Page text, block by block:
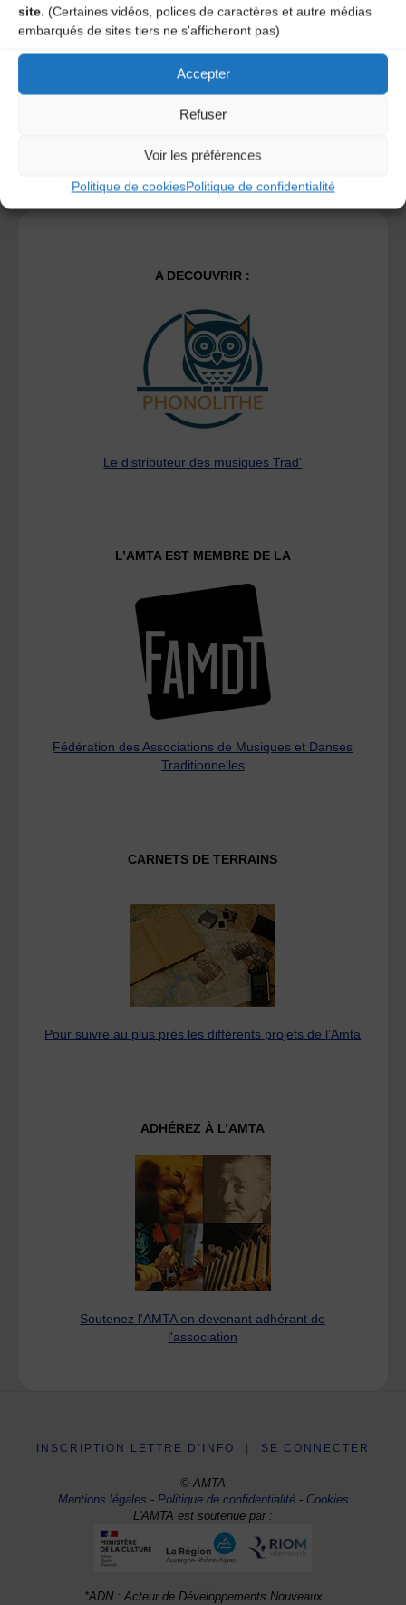
site. (Certaines vidéos, polices de caractères et autre médias
embarqués de sites tiers ne s'afficheront pas)
Accepter
Refuser
Voir les préférences
Politique de cookiesPolitique de confidentialité
Ce site utilise Akismet pour réduire les indésirables.En
savoir plus sur la façon dont les données de vos
A DECOUVRIR :
Le distributeur des musiques Trad'
L’AMTA EST MEMBRE DE LA
Fédération des Associations de Musiques et Danses
Traditionnelles
CARNETS DE TERRAINS
Pour suivre au plus près les différents projets de l’Amta
ADHÉREZ À L’AMTA
Soutenez l'AMTA en devenant adhérant de
l'association
INSCRIPTION LETTRE D’INFO SE CONNECTER
© AMTA
Mentions légales -Politique de confidentialité- Cookies
L'AMTA est soutenue par :
*ADN : Acteur de Développements Nouveaux